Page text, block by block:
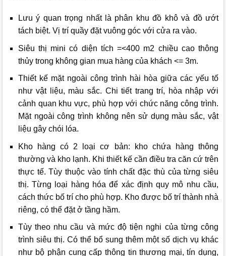
Lưu ý quan trọng nhất là phân khu đồ khô và đồ ướt
tách biệt. Vị trí quầy đặt vuông góc với cửa ra vào.
Siêu thị mini có diện tích =<400 m2 chiều cao thông
thủy trong không gian mua hàng của khách <= 3m.
Thiết kế mặt ngoài công trình hài hòa giữa các yếu tố
như vật liệu, màu sắc. Chi tiết trang trí, hòa nhập với
cảnh quan khu vực, phù hợp với chức năng công trình.
Mặt ngoài công trình không nên sử dụng màu sắc, vật
liệu gây chói lóa.
Kho hàng có 2 loại cơ bản: kho chứa hàng thông
thường và kho lạnh. Khi thiết kế cần điều tra căn cứ trên
thực tế. Tùy thuộc vào tính chất đặc thù của từng siêu
thị. Từng loại hàng hóa để xác định quy mô nhu cầu,
cách thức bố trí cho phù hợp. Kho được bố trí thành nhà
riêng, có thể đặt ở tầng hầm.
Tùy theo nhu cầu và mức độ tiện nghi của từng công
trình siêu thị. Có thể bổ sung thêm một số dịch vụ khác
như bộ phận cung cấp thông tin thương mại, tín dụng,